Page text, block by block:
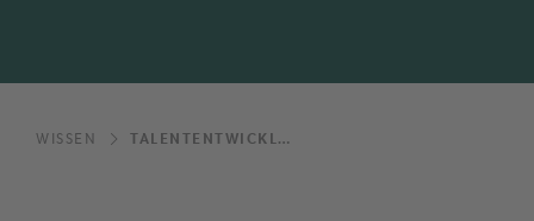
WISSEN TALENTENTWICKLUNG: DIE BEDEUTUNG PSYCHOSOZIALER FAKTOREN